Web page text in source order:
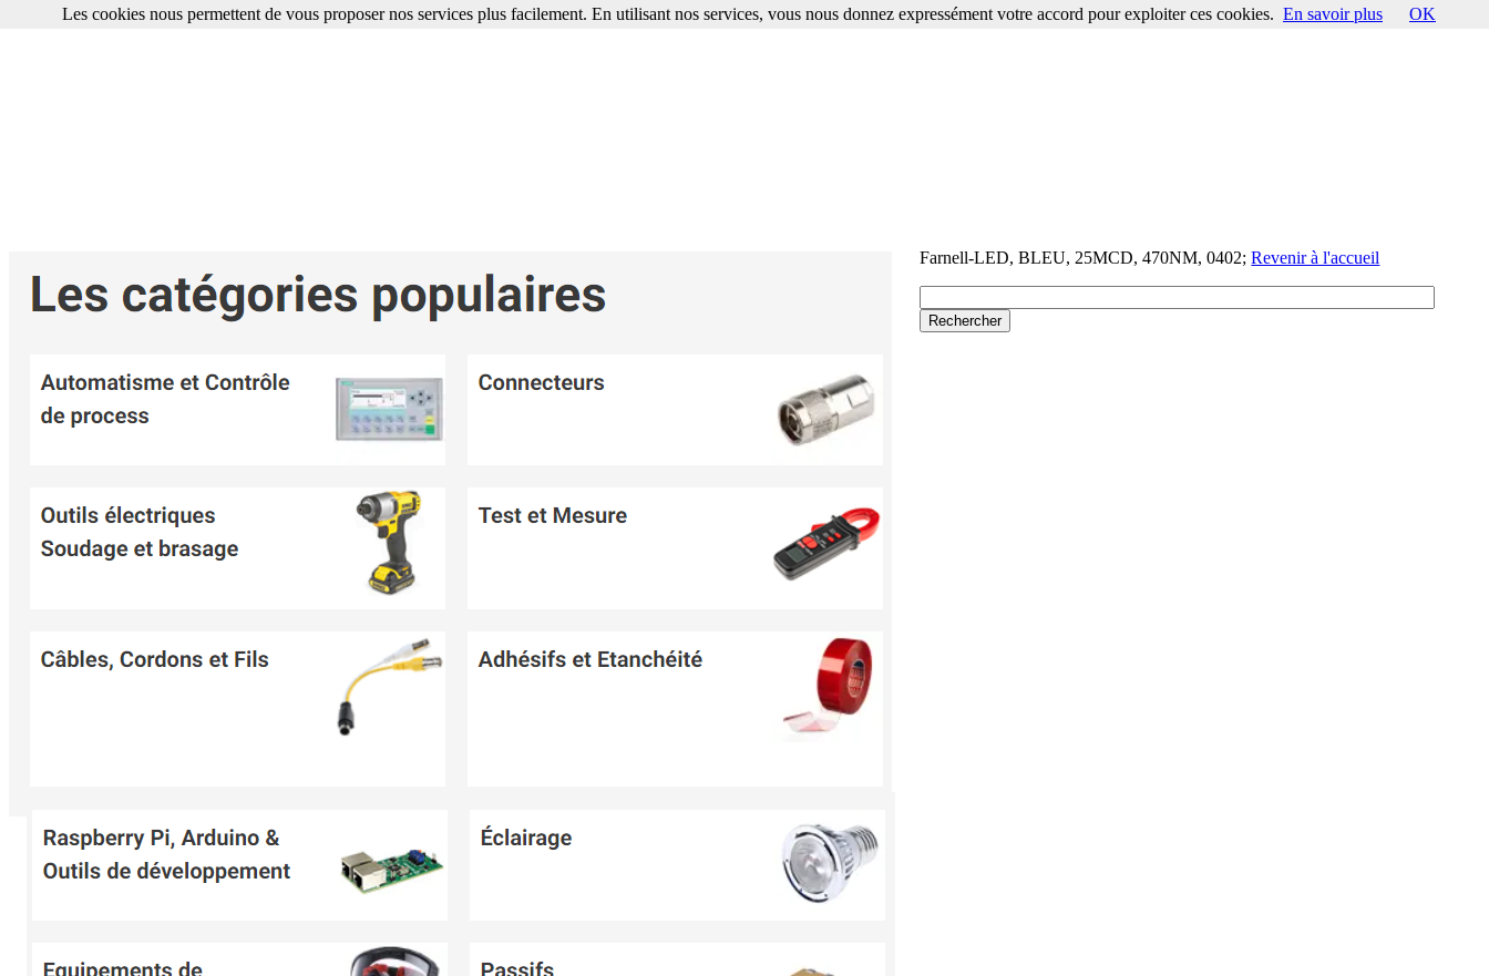
Farnell-LED, BLEU, 25MCD, 470NM, 0402;Revenir à l'accueil
Les cookies nous permettent de vous proposer nos services plus facilement. En utilisant nos services, vous nous donnez expressément votre accord pour exploiter ces cookies. En savoir plus OK